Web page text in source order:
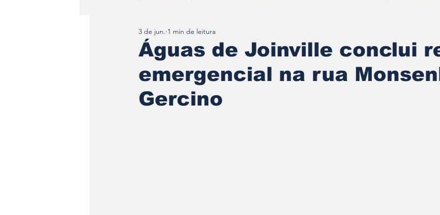
Tempo\clima
Águas de Joinville conclui
emergencial na rua
Gercino
3 de jun. 1 min de leitura